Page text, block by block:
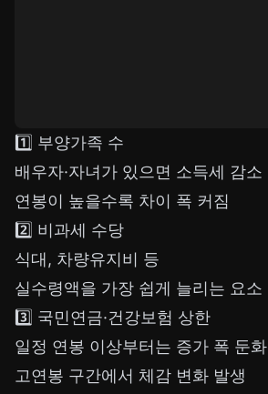
1️⃣ 부양가족 수
배우자·자녀가 있으면 소득세 감소
연봉이 높을수록 차이 폭 커짐
2️⃣ 비과세 수당
식대, 차량유지비 등
실수령액을 가장 쉽게 늘리는 요소
3️⃣ 국민연금·건강보험 상한
일정 연봉 이상부터는 증가 폭 둔화
고연봉 구간에서 체감 변화 발생